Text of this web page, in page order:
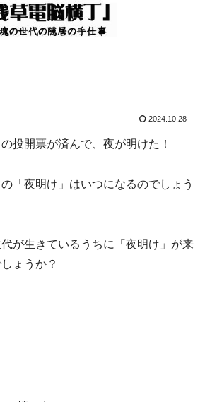
2024.10.28
投開票が済んで、夜が明けた！
「夜明け」はいつになるのでしょう
が生きているうちに「夜明け」が来
ょうか？